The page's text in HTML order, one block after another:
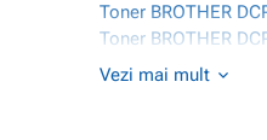
Toner BROTHER
Toner BROTHER
Toner BROTHER
Vezi mai mult